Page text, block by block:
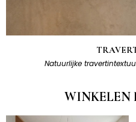
Natuurlijke
WINKELEN